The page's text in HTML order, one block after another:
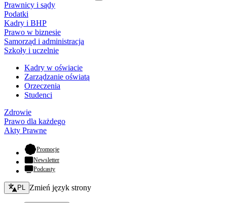
Prawnicy i sądy
Podatki
Kadry i BHP
Prawo w biznesie
Samorząd i administracja
Szkoły i uczelnie
Kadry w oświacie
Zarządzanie oświatą
Orzeczenia
Studenci
Zdrowie
Prawo dla każdego
Akty Prawne
Promocje- otwiera się w nowej karcie
Newsletter
Podcasty
Zmień język - bieżący:
PL Zmień język strony